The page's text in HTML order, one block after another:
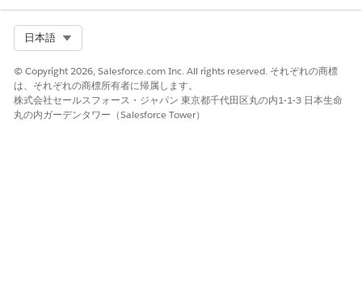
日本語
© Copyright 2026, Salesforce.com Inc. All rights reserved. それぞれの商標
は、それぞれの商標所有者に帰属します。
株式会社セールスフォース・ジャパン 東京都千代田区丸の内1-1-3 日本生命
丸の内ガーデンタワー（Salesforce Tower）